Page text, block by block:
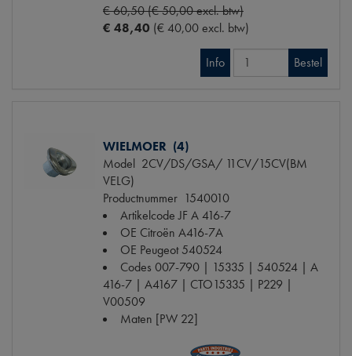
€ 60,50 (€ 50,00 excl. btw)
€ 48,40 (€ 40,00 excl. btw)
Info Bestel
WIELMOER (4)
Model 2CV/DS/GSA/ 11CV/15CV(BM
VELG)
Productnummer 1540010
Artikelcode JFA 416-7
OE Citroën A416-7A
OE Peugeot 540524
Codes 007-790 | 15335 | 540524 | A
416-7 | A4167 | CTO15335 | P229 |
V00509
Maten [PW 22]